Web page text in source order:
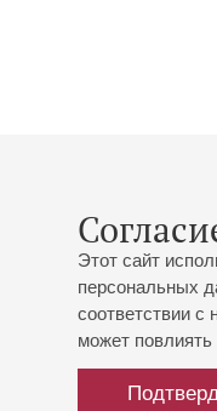
Этот сайт
персональных
соответствии с
может повлиять